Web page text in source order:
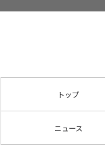
トップ
ニュース